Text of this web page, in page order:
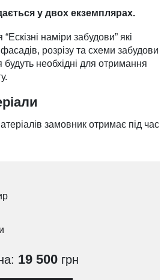
у двох екземплярах.
наміри забудови” які
розрізу та схеми забудови
будуть необхідні для отримання
замовник отримає під час
19 500 грн